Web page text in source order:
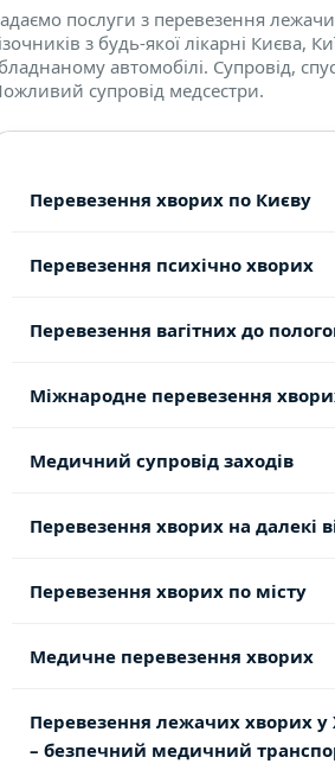
послуги з перевезення
з будь-якої лікарні Києва,
автомобілі. Супровід,
супровід медсестри.
Перевезення хворих по Києву
Перевезення психічно хворих
Перевезення вагітних до
Міжнародне перевезення
Медичний супровід заходів
Перевезення хворих на далекі
Перевезення хворих по місту
Медичне перевезення хворих
Перевезення лежачих хворих
– безпечний медичний